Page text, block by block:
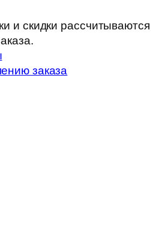
и скидки рассчитываются
заказа